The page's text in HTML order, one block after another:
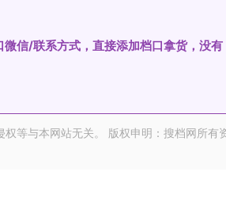
信/联系方式，直接添加档口拿货，没有
等与本网站无关。 版权申明：搜档网所有